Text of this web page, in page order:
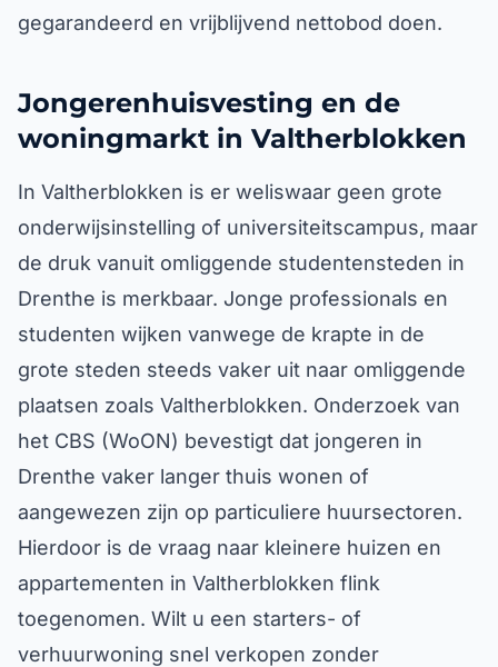
gegarandeerd en vrijblijvend nettobod doen.
Jongerenhuisvesting en de
woningmarkt in Valtherblokken
In Valtherblokken is er weliswaar geen grote
onderwijsinstelling of universiteitscampus, maar
de druk vanuit omliggende studentensteden in
Drenthe is merkbaar. Jonge professionals en
studenten wijken vanwege de krapte in de
grote steden steeds vaker uit naar omliggende
plaatsen zoals Valtherblokken. Onderzoek van
het CBS (WoON) bevestigt dat jongeren in
Drenthe vaker langer thuis wonen of
aangewezen zijn op particuliere huursectoren.
Hierdoor is de vraag naar kleinere huizen en
appartementen in Valtherblokken flink
toegenomen. Wilt u een starters- of
verhuurwoning snel verkopen zonder